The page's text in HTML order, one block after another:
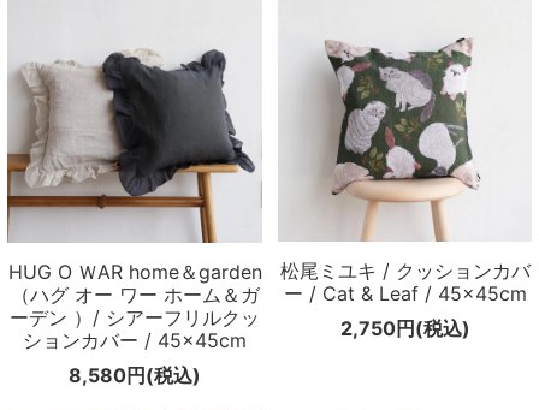
Instagram
Facebook
HUG O ＷAR home＆garden
（ハグ オー ワー ホーム＆ガ
ーデン ）/ シアーフリルクッ
ションカバー / 45×45cm
8,580円(税込)
松尾ミユキ / クッションカバ
ー / Cat & Leaf / 45×45cm
2,750円(税込)